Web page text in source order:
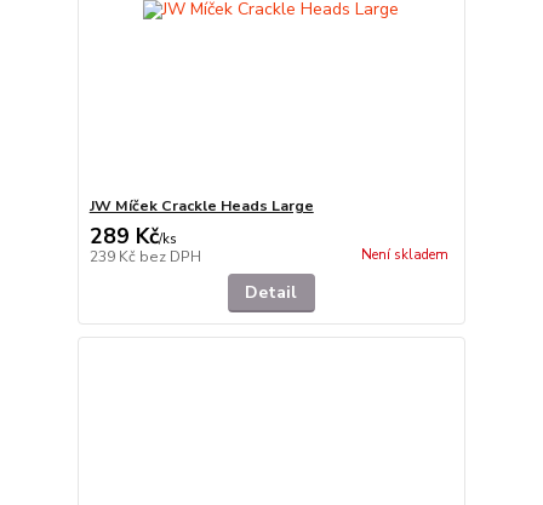
JW Míček Crackle Heads Large
289 Kč/ks
239 Kč bez DPH Není skladem
Detail